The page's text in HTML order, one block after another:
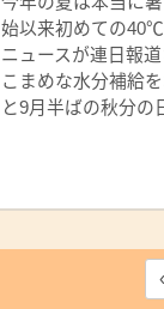
始以来初めての
ニュースが連日報
こまめな水分補給
と9月半ばの秋分の